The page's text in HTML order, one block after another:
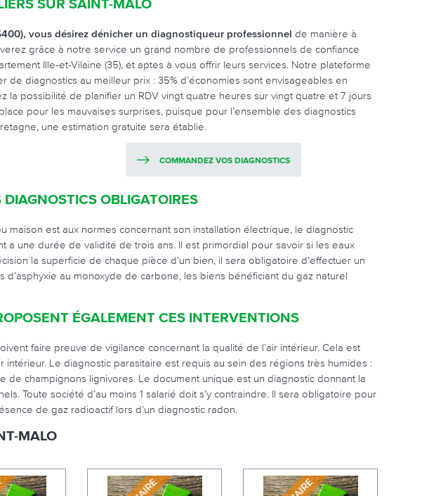
SUR SAINT-MALO
vous désirez dénicher un diagnostiqueur professionnel de manière à
grâce à notre service un grand nombre de professionnels de confiance
Ille-et-Vilaine (35), et aptes à vous offrir leurs services. Notre plateforme
diagnostics au meilleur prix : 35% d’économies sont envisageables en
la possibilité de planifier un RDV vingt quatre heures sur vingt quatre et 7 jours
pour les mauvaises surprises, puisque pour l’ensemble des diagnostics
une estimation gratuite sera établie.
COMMANDEZ VOS DIAGNOSTICS
OBLIGATOIRES
maison est aux normes concernant son installation électrique, le diagnostic
a une durée de validité de trois ans. Il est primordial pour savoir si les eaux
la superficie de chaque pièce d’un bien, il sera obligatoire d’effectuer un
au monoxyde de carbone, les biens bénéficiant du gaz naturel
ÉGALEMENT CES INTERVENTIONS
faire preuve de vigilance concernant la qualité de l’air intérieur. Cela est
intérieur. Le diagnostic parasitaire est requis au sein des régions très humides :
champignons lignivores. Le document unique est un diagnostic donnant la
Toute société d’au moins 1 salarié doit s’y contraindre. Il sera obligatoire pour
de gaz radioactif lors d’un diagnostic radon.
MALO